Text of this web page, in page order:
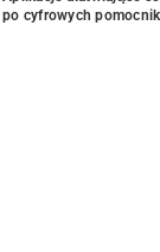
po cyfrowych